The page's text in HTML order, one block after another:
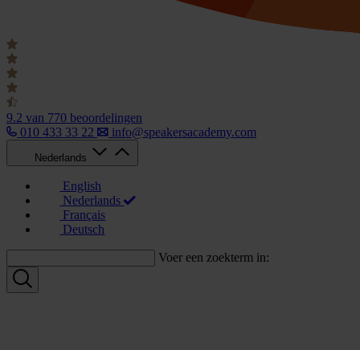
9.2 van 770 beoordelingen
010 433 33 22
info@speakersacademy.com
Nederlands
English
Nederlands
Français
Deutsch
Voer een zoekterm in: